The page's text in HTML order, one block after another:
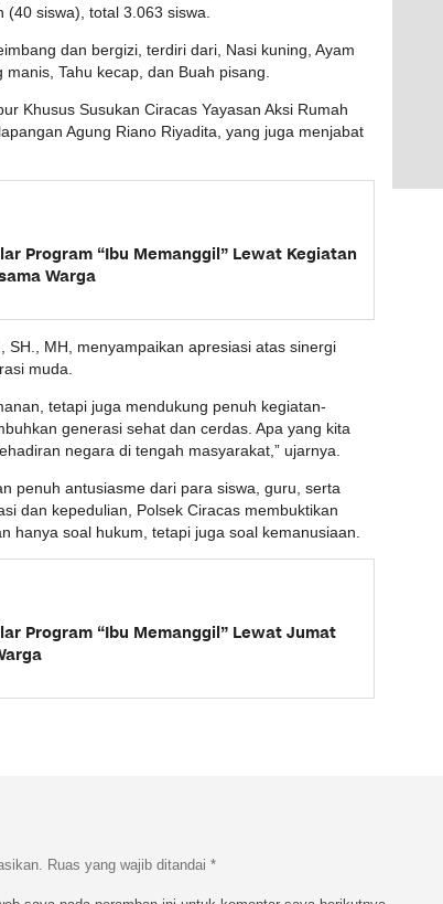
siswa), total 3.063 siswa.
dan bergizi, terdiri dari, Nasi kuning, Ayam
Tahu kecap, dan Buah pisang.
Khusus Susukan Ciracas Yayasan Aksi Rumah
Agung Riano Riyadita, yang juga menjabat
Program “Ibu Memanggil” Lewat Kegiatan
Warga
SH., MH, menyampaikan apresiasi atas sinergi
muda.
tetapi juga mendukung penuh kegiatan-
generasi sehat dan cerdas. Apa yang kita
negara di tengah masyarakat,” ujarnya.
penuh antusiasme dari para siswa, guru, serta
dan kepedulian, Polsek Ciracas membuktikan
hanya soal hukum, tetapi juga soal kemanusiaan.
Program “Ibu Memanggil” Lewat Jumat
Ruas yang wajib ditandai *